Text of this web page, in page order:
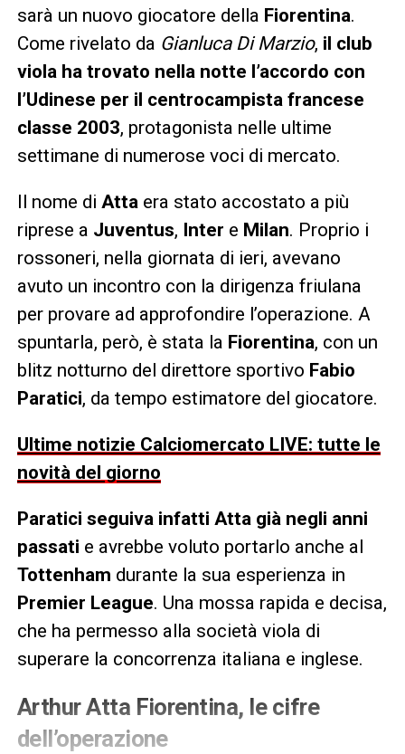
sarà un nuovo giocatore della Fiorentina.
Come rivelato da Gianluca Di Marzio, il club
viola ha trovato nella notte l’accordo con
l’Udinese per il centrocampista francese
classe 2003, protagonista nelle ultime
settimane di numerose voci di mercato.
Il nome di Attaera stato accostato a più
riprese a Juventus, Inter e Milan. Proprio i
rossoneri, nella giornata di ieri, avevano
avuto un incontro con la dirigenza friulana
per provare ad approfondire l’operazione. A
spuntarla, però, è stata la Fiorentina, con un
blitz notturno del direttore sportivo Fabio
Paratici, da tempo estimatore del giocatore.
Ultime notizie Calciomercato LIVE: tutte le
novità del giorno
Paratici seguiva infatti Atta già negli anni
passati e avrebbe voluto portarlo anche al
Tottenham durante la sua esperienza in
Premier League. Una mossa rapida e decisa,
che ha permesso alla società viola di
superare la concorrenza italiana e inglese.
Arthur Atta Fiorentina, le cifre
dell’operazione